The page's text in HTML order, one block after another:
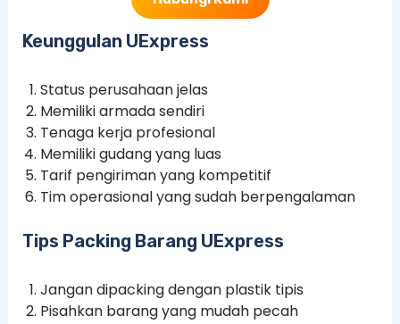
Keunggulan UExpress
Status perusahaan jelas
Memiliki armada sendiri
Tenaga kerja profesional
Memiliki gudang yang luas
Tarif pengiriman yang kompetitif
Tim operasional yang sudah berpengalaman
Tips Packing Barang UExpress
Jangan dipacking dengan plastik tipis
Pisahkan barang yang mudah pecah